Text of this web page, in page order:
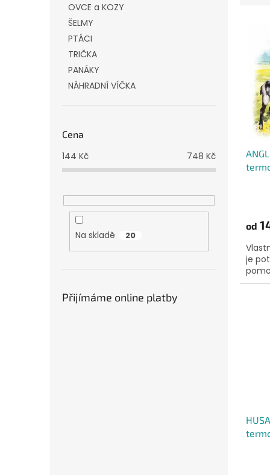
OVCE a KOZY
ŠELMY
PTÁCI
TRIČKA
PANÁKY
NÁHRADNÍ VÍČKA
Cena
144 Kč 748 Kč
Na skladě 20
Přijímáme online platby
od
je